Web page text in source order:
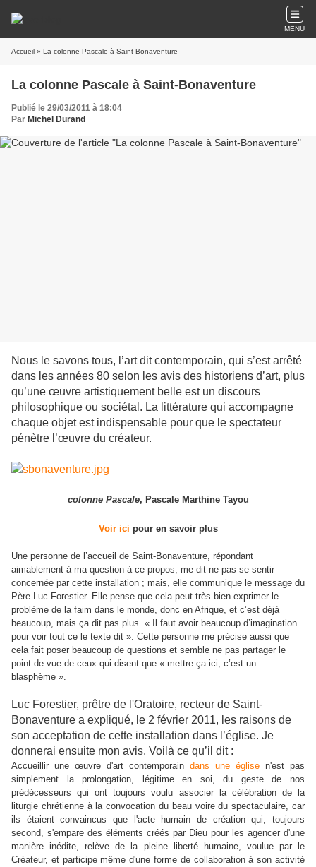
MENU
Accueil » La colonne Pascale à Saint-Bonaventure
La colonne Pascale à Saint-Bonaventure
Publié le 29/03/2011 à 18:04
Par Michel Durand
Nous le savons tous, l’art dit contemporain, qui s’est arrêté
dans les années 80 selon les avis des historiens d’art, plus
qu’une œuvre artistiquement belle est un discours
philosophique ou sociétal. La littérature qui accompagne
chaque objet est indispensable pour que le spectateur
pénètre l’œuvre du créateur.
colonne Pascale, Pascale Marthine Tayou
Voir ici pour en savoir plus
Une personne de l’accueil de Saint-Bonaventure, répondant
aimablement à ma question à ce propos, me dit ne pas se sentir
concernée par cette installation ; mais, elle communique le message du
Père Luc Forestier. Elle pense que cela peut très bien exprimer le
problème de la faim dans le monde, donc en Afrique, et c’est déjà
beaucoup, mais ça dit pas plus. « Il faut avoir beaucoup d’imagination
pour voir tout ce le texte dit ». Cette personne me précise aussi que
cela fait poser beaucoup de questions et semble ne pas partager le
point de vue de ceux qui disent que « mettre ça ici, c’est un
blasphème ».
Luc Forestier, prêtre de l'Oratoire, recteur de Saint-
Bonaventure a expliqué, le 2 février 2011, les raisons de
son acceptation de cette installation dans l’église. Je
donnerai ensuite mon avis. Voilà ce qu’il dit :
Accueillir une œuvre d'art contemporain dans une église n'est pas
simplement la prolongation, légitime en soi, du geste de nos
prédécesseurs qui ont toujours voulu associer la célébration de la
liturgie chrétienne à la convocation du beau voire du spectaculaire, car
ils étaient convaincus que l'acte humain de création qui, toujours
second, s'empare des éléments créés par Dieu pour les agencer d'une
manière inédite, relève de la pleine liberté humaine, voulue par le
Créateur, et participe même d'une forme de collaboration à son activité